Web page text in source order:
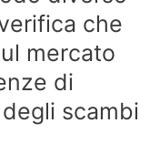
che
mercato
di
scambi